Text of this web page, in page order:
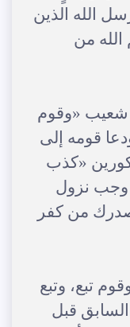
الله الذين
من
شعيب «وقوم
قومه إلى
«كذب
نزول
من كفر
تبع، وتبع
قبل